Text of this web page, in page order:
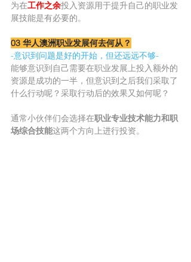
为在工作之余投入资源用于提升自己的职业发
展技能是有必要的。
03 华人澳洲职业发展何去何从？
-意识到问题是好的开始，但还远远不够-
能够意识到自己需要在职业发展上投入额外的
资源是成功的一半，但意识到之后我们采取了
什么行动呢？采取行动后的效果又如何呢？
通常小伙伴们会选择在职业专业技术能力和职
场综合技能这两个方向上进行投资。